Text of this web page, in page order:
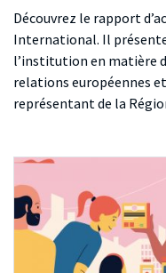
Découvrez le rapport
International. Il
l’institution en matière
relations européennes
représentant de la